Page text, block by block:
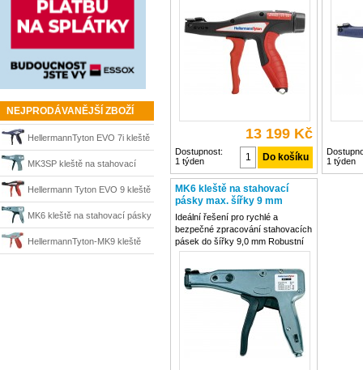
NEJPRODÁVANĚJŠÍ ZBOŽÍ
HellermannTyton EVO 7i kleště
na vázací pásky na kabely 2,4-
4,8 mm
MK3SP kleště na stahovací
pásky max. šířky 4,8 mm
HellermannTyton
Hellermann Tyton EVO 9 kleště
na vázací pásky na kabely
MK6 kleště na stahovací pásky
max. šířky 9 mm
HellermannTyton-MK9 kleště
patentované TLC technologii
(Tension/Lock/Cut =
upínat/přidržovat/odstřihnout). S
13 199 Kč
Dostupnost:
1 týden
a
1 týden
MK6 kleště na stahovací
pásky max. šířky 9 mm
HellermannTyton
Ideální řešení pro rychlé a
bezpečné zpracování stahovacích
pásek do šířky 9,0 mm Robustní
kovové nářadí vás přesvědčí
požadavky na údržbu Tažná síla je
volně nastavitelná Barva šedá,
černá Šířka kabelového